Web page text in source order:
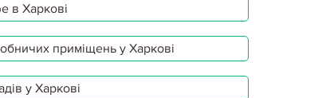
в Харкові
приміщень у Харкові
у Харкові